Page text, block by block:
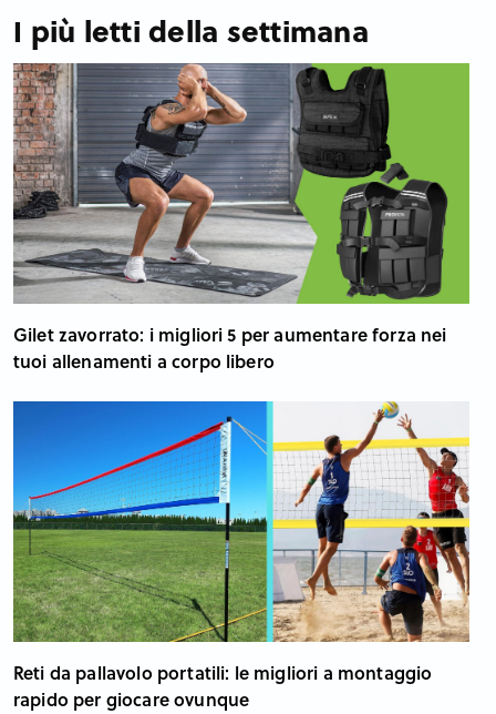
I più letti della settimana
Gilet zavorrato: i migliori 5 per aumentare forza nei
tuoi allenamenti a corpo libero
Reti da pallavolo portatili: le migliori a montaggio
rapido per giocare ovunque